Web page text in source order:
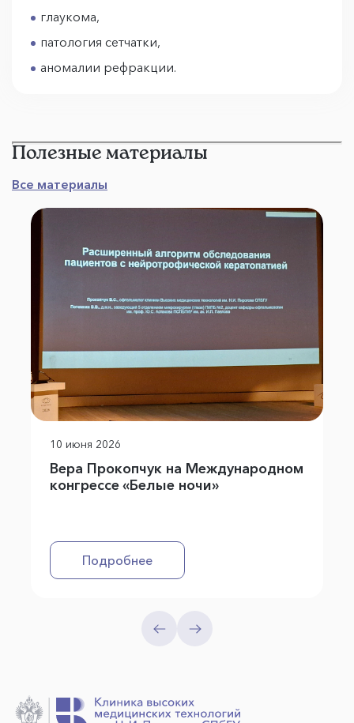
глаукома,
патология сетчатки,
аномалии рефракции.
Полезные материалы
Все материалы
10 июня 2026
Вера Прокопчук на Международном
конгрессе «Белые ночи»
Подробнее